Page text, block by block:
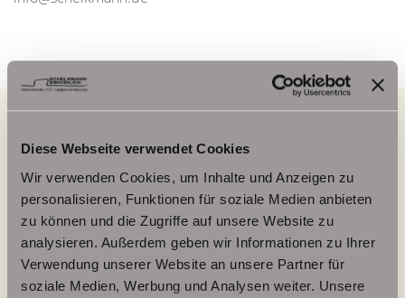
Diese Webseite verwendet Cookies
Wir verwenden Cookies, um Inhalte und Anzeigen zu
personalisieren, Funktionen für soziale Medien anbieten
zu können und die Zugriffe auf unsere Website zu
analysieren. Außerdem geben wir Informationen zu Ihrer
Verwendung unserer Website an unsere Partner für
soziale Medien, Werbung und Analysen weiter. Unsere
Energieausweis (Verbrauchsausweis)
131 kWh / (m²*a)
Energieverbrauchskennwert